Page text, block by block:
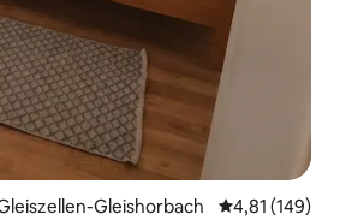
Gleishorbach 4,81 de uma
4,81 (149)